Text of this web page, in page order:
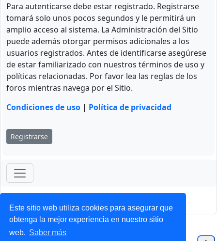
Este sitio web utiliza cookies para asegurar que
obtenga la mejor experiencia en nuestro sitio
web. Saber más
Para autenticarse debe estar registrado. Registrarse
tomará solo unos pocos segundos y le permitirá un
amplio acceso al sistema. La Administración del Sitio
puede además otorgar permisos adicionales a los
usuarios registrados. Antes de identificarse asegúrese
de estar familiarizado con nuestros términos de uso y
políticas relacionadas. Por favor lea las reglas de los
foros mientras navega por el Sitio.
Condiciones de uso | Política de privacidad
Registrarse
ForoClub 2025
Privacidad| Condiciones